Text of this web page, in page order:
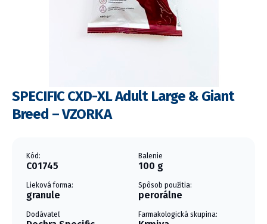
SPECIFIC CXD-XL Adult Large & Giant
Breed – VZORKA
Kód:
C01745
Balenie
100 g
Lieková forma:
granule
Spôsob použitia:
perorálne
Dodávateľ Farmakologická skupina: